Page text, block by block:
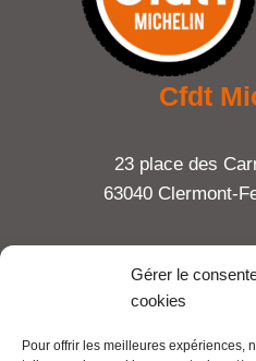
Gérer le
cookies
Pour offrir les meilleures expériences,
Cfdt
23 place des
63040 Clermont-